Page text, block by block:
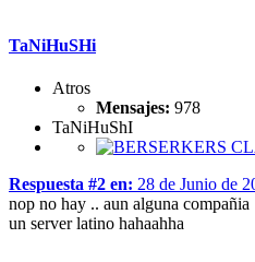
TaNiHuSHi
Atros
Mensajes: 978
TaNiHuShI
Respuesta #2 en: 28 de Junio de
nop no hay .. aun alguna
un server latino hahaahha